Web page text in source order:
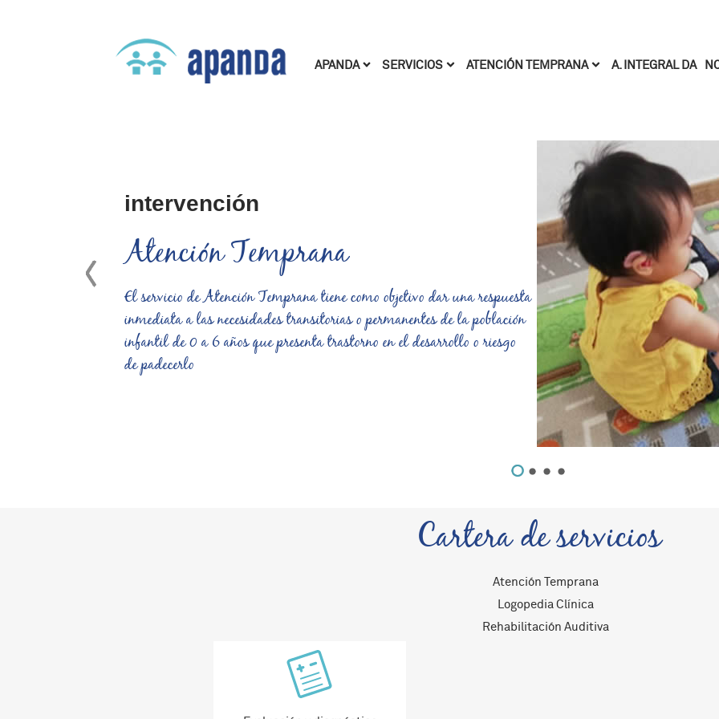
APANDA SERVICIOS ATENCIÓN TEMPRANA A. INTEGRAL DA
intervención
Atención Temprana
El servicio de Atención Temprana tiene como objetivo dar una respuesta
inmediata a las necesidades transitorias o permanentes de la población
infantil de 0 a 6 años que presenta trastorno en el desarrollo o riesgo
de padecerlo
Cartera de servicios
Atención Temprana
Logopedia Clínica
Rehabilitación Auditiva